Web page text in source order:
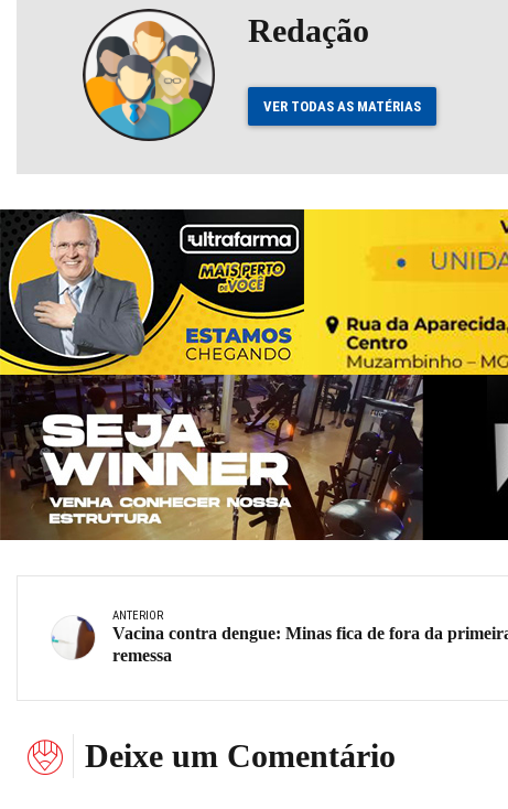
Redação
VER TODAS AS MATÉRIAS
ANTERIOR
Vacina contra dengue: Minas fica de fora da
remessa
Deixe um Comentário